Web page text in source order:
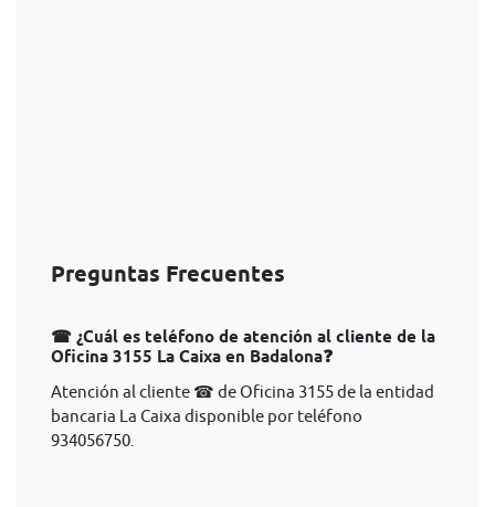
Preguntas Frecuentes
☎ ¿Cuál es teléfono de atención al cliente de la
Oficina 3155 La Caixa en Badalona❓
Atención al cliente ☎ de Oficina 3155 de la entidad
bancaria La Caixa disponible por teléfono
934056750.